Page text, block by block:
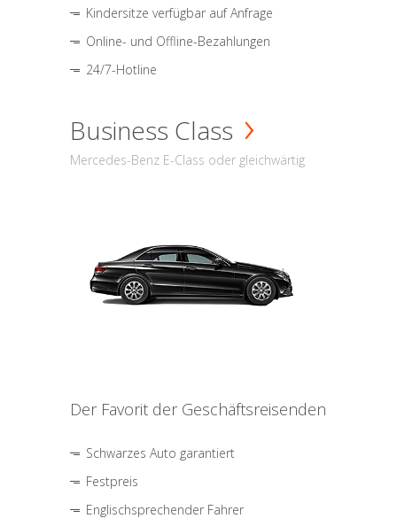
Kindersitze verfügbar auf Anfrage
Online- und Offline-Bezahlungen
24/7-Hotline
Business Class
Mercedes-Benz E-Class oder gleichwärtig
Der Favorit der Geschäftsreisenden
Schwarzes Auto garantiert
Festpreis
Englischsprechender Fahrer